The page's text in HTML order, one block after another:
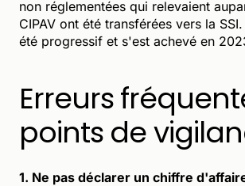
non réglementées qui relevaient
CIPAV ont été transférées vers la
été progressif et s'est achevé en
Erreurs
points de
1. Ne pas déclarer un chiffre